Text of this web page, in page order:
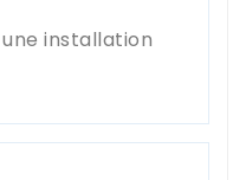
installation